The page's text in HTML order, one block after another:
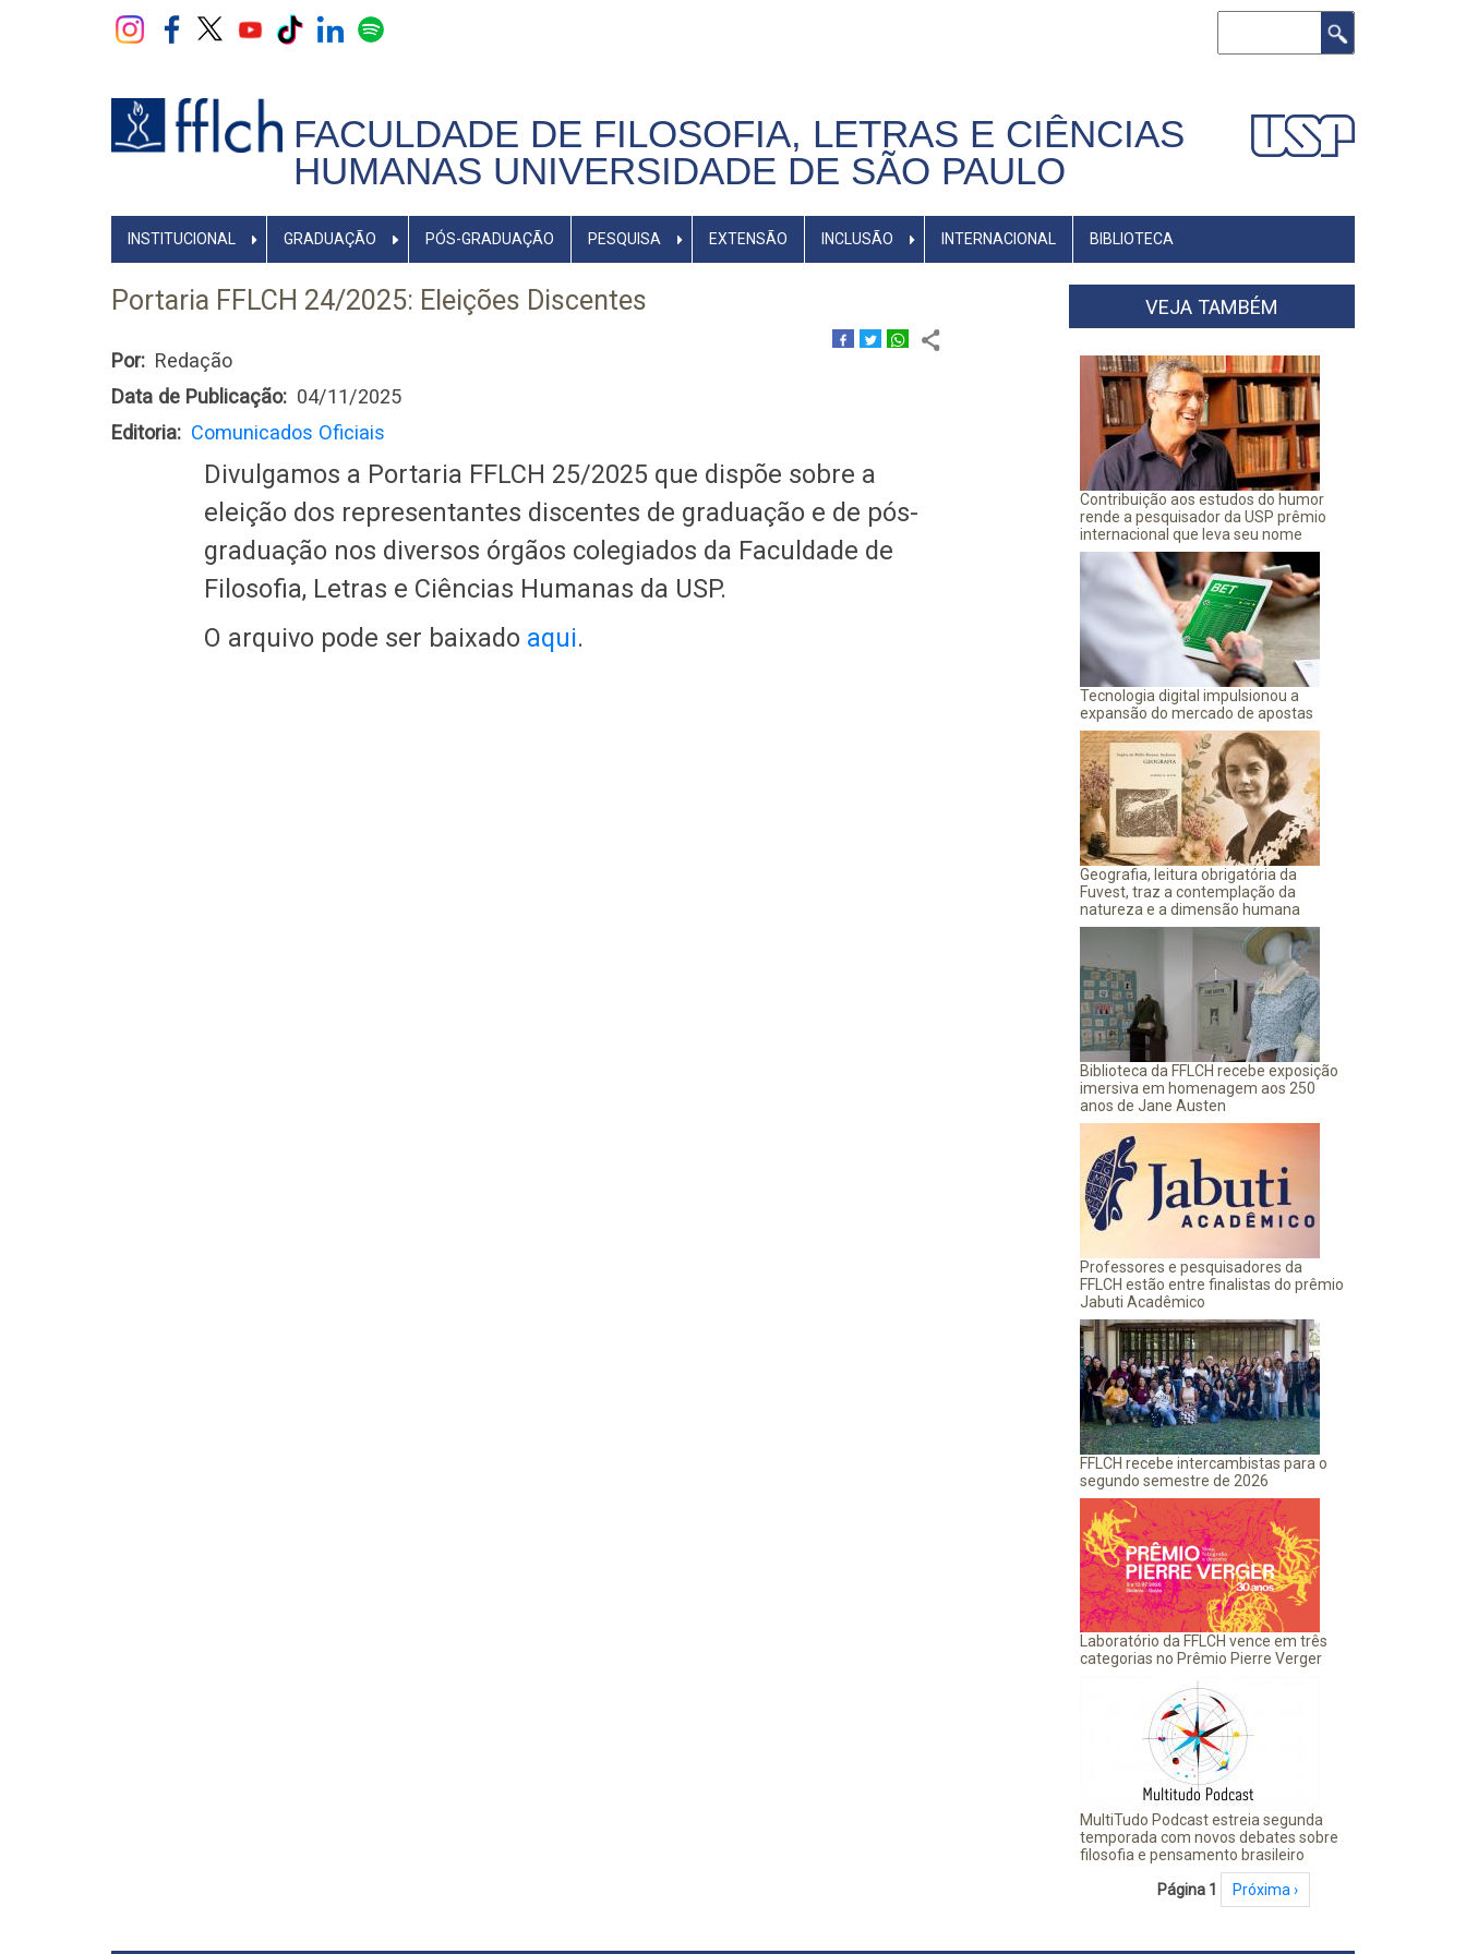
FACULDADE DE FILOSOFIA, LETRAS E CIÊNCIAS
HUMANAS UNIVERSIDADE DE SÃO PAULO
NAVEGADOR
PRINCIPAL
INSTITUCIONAL GRADUAÇÃO PÓS-GRADUAÇÃO PESQUISA EXTENSÃO INCLUSÃO INTERNACIONAL BIBLIOTECA
Portaria FFLCH 24/2025: Eleições Discentes
Por
Redação
Data de Publicação
04/11/2025
Editoria
Comunicados Oficiais
Divulgamos a Portaria FFLCH 25/2025 que dispõe sobre a
eleição dos representantes discentes de graduação e de pós-
graduação nos diversos órgãos colegiados da Faculdade de
Filosofia, Letras e Ciências Humanas da USP.
O arquivo pode ser baixado aqui.
VEJA TAMBÉM
Contribuição aos estudos do humor
rende a pesquisador da USP prêmio
internacional que leva seu nome
Tecnologia digital impulsionou a
expansão do mercado de apostas
Geografia, leitura obrigatória da
Fuvest, traz a contemplação da
natureza e a dimensão humana
Biblioteca da FFLCH recebe exposição
imersiva em homenagem aos 250
anos de Jane Austen
Professores e pesquisadores da
FFLCH estão entre finalistas do prêmio
Jabuti Acadêmico
FFLCH recebe intercambistas para o
segundo semestre de 2026
Laboratório da FFLCH vence em três
categorias no Prêmio Pierre Verger
MultiTudo Podcast estreia segunda
temporada com novos debates sobre
filosofia e pensamento brasileiro
PaginaçãoPágina 1 Próxima página
Próxima ›